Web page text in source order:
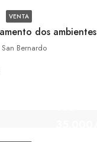
VENTA
dos ambientes
Bernardo